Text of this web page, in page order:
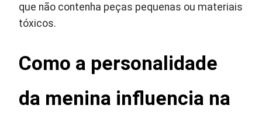
que não contenha peças pequenas ou materiais
tóxicos.
Como a personalidade
da menina influencia na